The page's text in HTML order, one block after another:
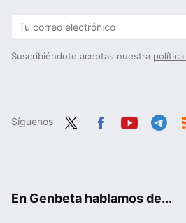
Suscribiéndote aceptas nuestra
Síguenos
En Genbeta hablamos de...